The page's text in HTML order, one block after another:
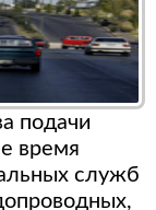
подачи
время
служб